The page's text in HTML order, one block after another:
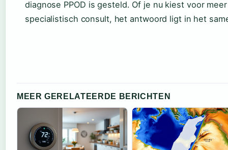
diagnose PPOD is gesteld. Of je nu kiest voor
specialistisch consult, het antwoord ligt in het
MEER GERELATEERDE BERICHTEN